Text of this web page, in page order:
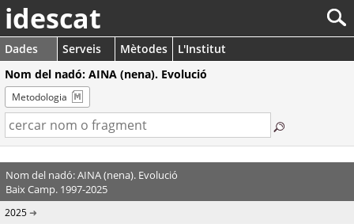
idescat
Dades Serveis Mètodes
L'Institut
Nom del nadó: AINA (nena). Evolució
Metodologia
Nom del nadó: AINA (nena). Evolució
Baix Camp. 1997-2025
2025